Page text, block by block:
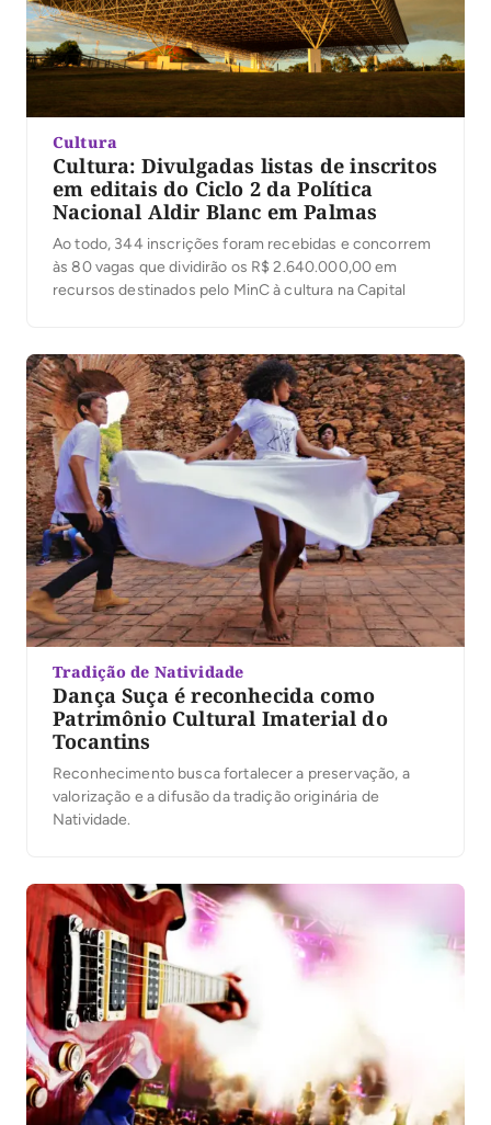
Cultura
Cultura: Divulgadas listas de inscritos
em editais do Ciclo 2 da Política
Nacional Aldir Blanc em Palmas
Ao todo, 344 inscrições foram recebidas e concorrem
às 80 vagas que dividirão os R$ 2.640.000,00 em
recursos destinados pelo MinC à cultura na Capital
Tradição de Natividade
Dança Suça é reconhecida como
Patrimônio Cultural Imaterial do
Tocantins
Reconhecimento busca fortalecer a preservação, a
valorização e a difusão da tradição originária de
Natividade.